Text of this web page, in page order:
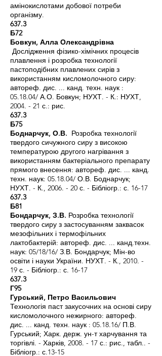
амінокислотами добової потреби
організму.
637.3
Б72
Бовкун, Алла Олександрівна
Дослідження фізико-хімічних процесів
плавлення і розробка технології
пастоподібних плавлених сирів з
використанням кисломолочного сиру:
автореф. дис. ... канд. техн. наук :
05.18.04/ А.О. Бовкун; НУХТ. - К.: НУХТ,
2004. - 21 с.: рис.
637.3
Б75
Боднарчук, О.В. Розробка технології
твердого сичужного сиру з високою
температурою другого нагрівання з
використанням бактеріального препарату
прямого внесення: автореф. дис. ... канд.
техн. наук: 05.18.04/ О.В. Боднарчук;
НУХТ. - К., 2006. - 20 с. - Бібліогр.: с. 16-17
637.3
Б81
Бондарчук, З.В. Розробка технології
твердого сиру з застосуванням заквасок
мезофільних і термофільних
лактобактерій: автореф. дис. ... канд.техн.
наук: 05/18/16/ З.В. Бондарчук; Мін-во
освіти і науки України. НУХТ. - К., 2010. -
19 с. - Бібліогр.: с. 16-17
637.3
Г95
Гурський, Петро Васильович
Технологія паст закусочних на основі сиру
кисломолочного нежирного: автореф.
дис. ... канд. техн. наук : 05.18.16/ П.В.
Гурський; Харк. держ. ун-т харчування та
торгівлі. - Харків, 2008. - 17 с.: рис., табл.. -
Бібліогр.: с.13-15